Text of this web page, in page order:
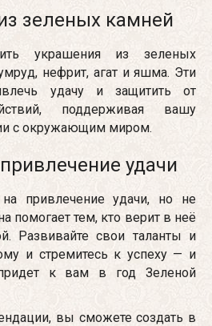
зеленых камней
украшения из зеленых
нефрит, агат и яшма. Эти
удачу и защитить от
поддерживая вашу
с окружающим миром.
удачи
привлечение удачи, но не
помогает тем, кто верит в неё
Развивайте свои таланты и
и стремитесь к успеху — и
придет к вам в год Зеленой
вы сможете создать в